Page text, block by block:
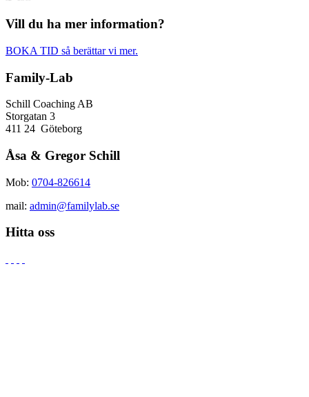
Vill du ha mer information?
BOKA TID så berättar vi mer.
Family-Lab
Schill Coaching AB
Storgatan 3
411 24 Göteborg
Åsa & Gregor Schill
Mob: 0704-826614
mail: admin@familylab.se
Hitta oss